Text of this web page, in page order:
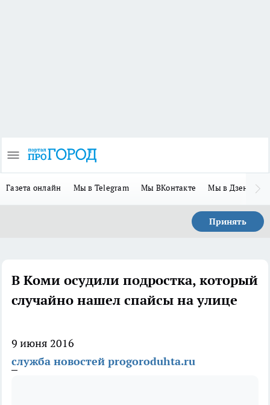
Газета онлайн Мы в Telegram Мы ВКонтакте Мы в Дзене
Принять
В Коми осудили подростка, который
случайно нашел спайсы на улице
9 июня 2016
служба новостей progoroduhta.ru